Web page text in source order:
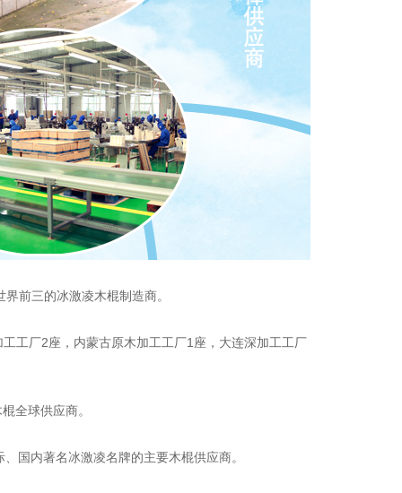
前三的冰激凌木棍制造商。
工厂2座，内蒙古原木加工工厂1座，大连深加工工厂
全球供应商。
国内著名冰激凌名牌的主要木棍供应商。